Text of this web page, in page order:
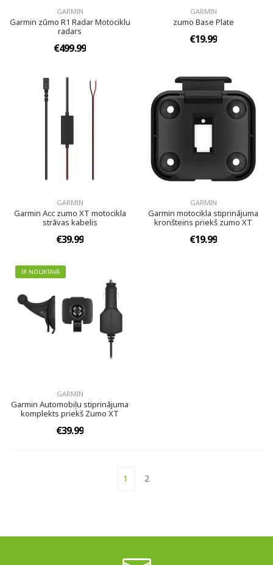
GARMIN
Garmin zūmo R1 Radar Motociklu
radars
€499.99
GARMIN
zumo Base Plate
€19.99
GARMIN
Garmin Acc zumo XT motocikla
strāvas kabelis
€39.99
GARMIN
Garmin motocikla stiprinājuma
kronšteins priekš zumo XT
€19.99
IR NOLIKTAVĀ
GARMIN
Garmin Automobiļu stiprinājuma
komplekts priekš Zumo XT
€39.99
1 2